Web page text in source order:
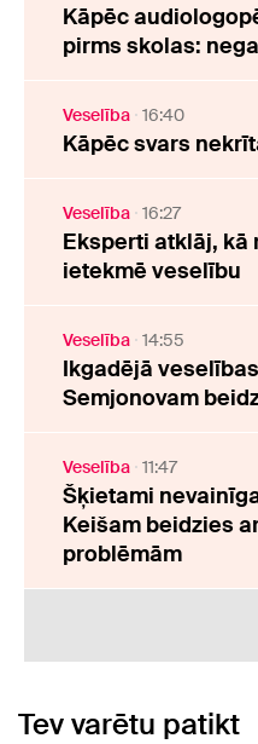
Kāpēc
pirms skolas:
Veselība 16:40
Kāpēc svars
Veselība 16:27
Eksperti atklāj,
ietekmē veselību
Veselība 14:55
Ikgadējā
Semjonovam
Veselība 11:47
Šķietami
Keišam beidzies
problēmām
Tev varētu patikt